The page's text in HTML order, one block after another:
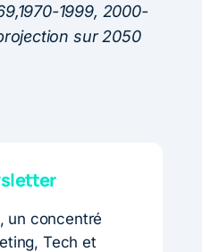
1999, 2000-
sur 2050
un concentré
Tech et